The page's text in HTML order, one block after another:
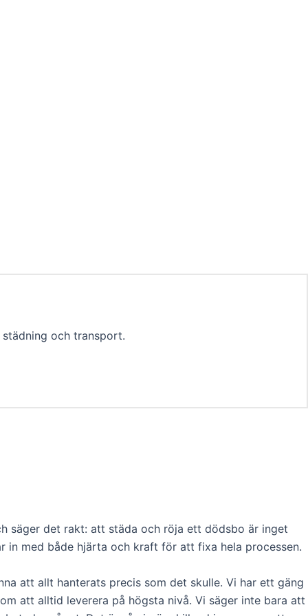
och transport.
säger det rakt: att städa och röja ett dödsbo är inget
in med både hjärta och kraft för att fixa hela processen.
att allt hanterats precis som det skulle. Vi har ett gäng
att alltid leverera på högsta nivå. Vi säger inte bara att